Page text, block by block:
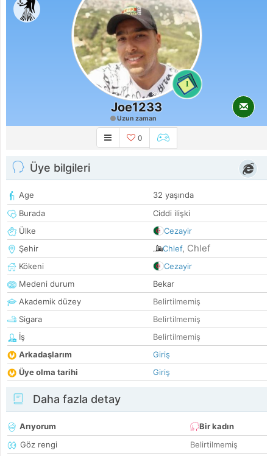
1
Joe1233
Uzun zaman
0
Üye bilgileri
Age
32 yaşında
Burada
Ciddi ilişki
Ülke
Cezayir
Şehir
Chlef, Chlef
Kökeni
Cezayir
Medeni durum
Bekar
Akademik düzey
Belirtilmemiş
Sigara
Belirtilmemiş
İş
Belirtilmemiş
Arkadaşlarım
Giriş
Üye olma tarihi
Giriş
Daha fazla detay
Arıyorum
Bir kadın
Göz rengi
Belirtilmemiş